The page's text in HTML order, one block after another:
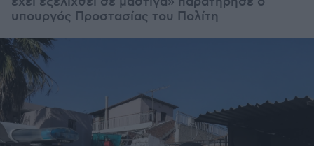
υπουργός Προστασίας του Πολίτη